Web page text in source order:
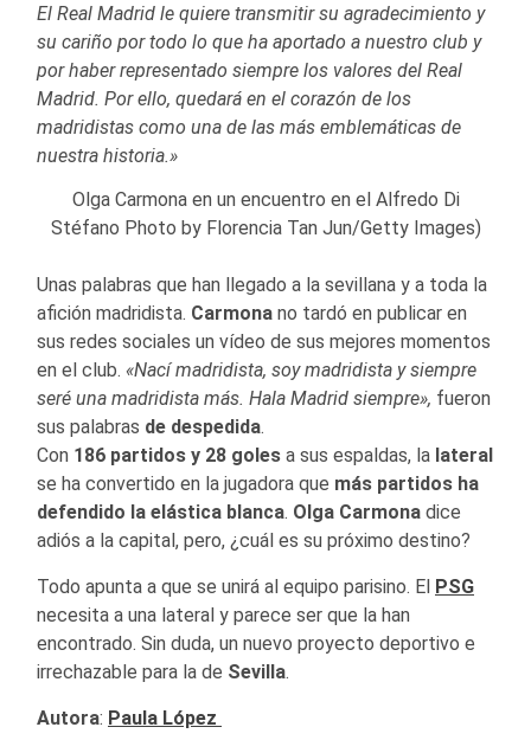
El Real Madrid le quiere transmitir su agradecimiento y
su cariño por todo lo que ha aportado a nuestro club y
por haber representado siempre los valores del Real
Madrid. Por ello, quedará en el corazón de los
madridistas como una de las más emblemáticas de
nuestra historia.»
Olga Carmona en un encuentro en el Alfredo Di
Stéfano Photo by Florencia Tan Jun/Getty Images)
Unas palabras que han llegado a la sevillana y a toda la
afición madridista. Carmona no tardó en publicar en
sus redes sociales un vídeo de sus mejores momentos
en el club. «Nací madridista, soy madridista y siempre
seré una madridista más. Hala Madrid siempre», fueron
sus palabras de despedida.
Con 186 partidos y 28 goles a sus espaldas, la lateral
se ha convertido en la jugadora que más partidos ha
defendido la elástica blanca. Olga Carmona dice
adiós a la capital, pero, ¿cuál es su próximo destino?
Todo apunta a que se unirá al equipo parisino. El PSG
necesita a una lateral y parece ser que la han
encontrado. Sin duda, un nuevo proyecto deportivo e
irrechazable para la de Sevilla.
Autora: Paula López